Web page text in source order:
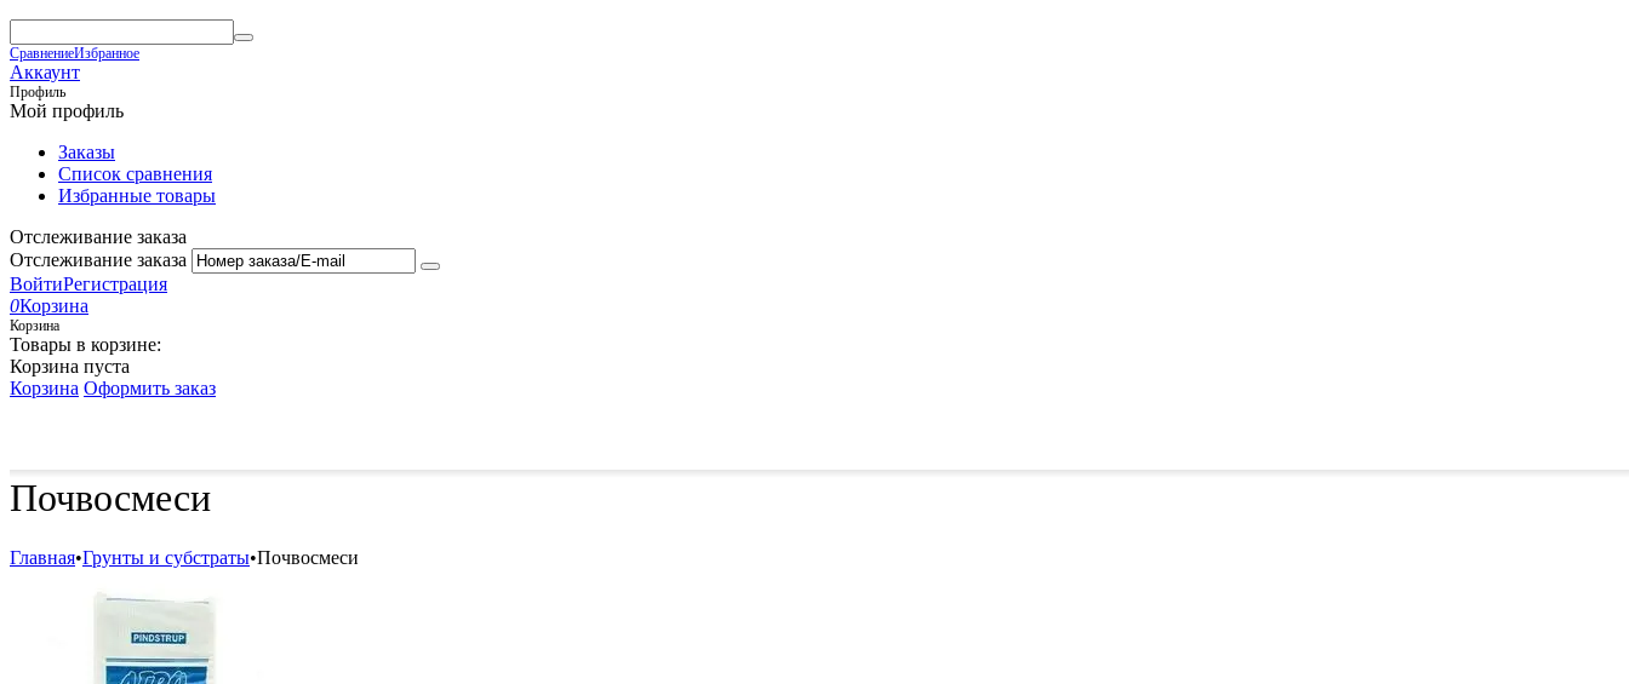
СравнениеИзбранное
Профиль
Аккаунт
Мой профиль
Заказы
Список сравнения
Избранные товары
Отслеживание заказа
Отслеживание заказа
ВойтиРегистрация
Корзина
0Корзина
Товары в корзине:
Корзина пуста
Корзина Оформить заказ
Почвосмеси
Главная•Грунты и субстраты•Почвосмеси